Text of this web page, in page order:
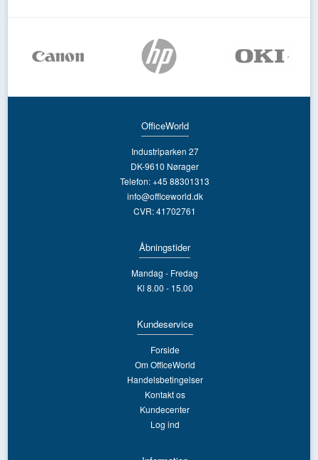
OfficeWorld
Industriparken 27
DK-9610 Nørager
Telefon: +45 88301313
info@officeworld.dk
CVR: 41702761
Åbningstider
Mandag - Fredag
Kl 8.00 - 15.00
Kundeservice
Forside
Om OfficeWorld
Handelsbetingelser
Kontakt os
Kundecenter
Log ind